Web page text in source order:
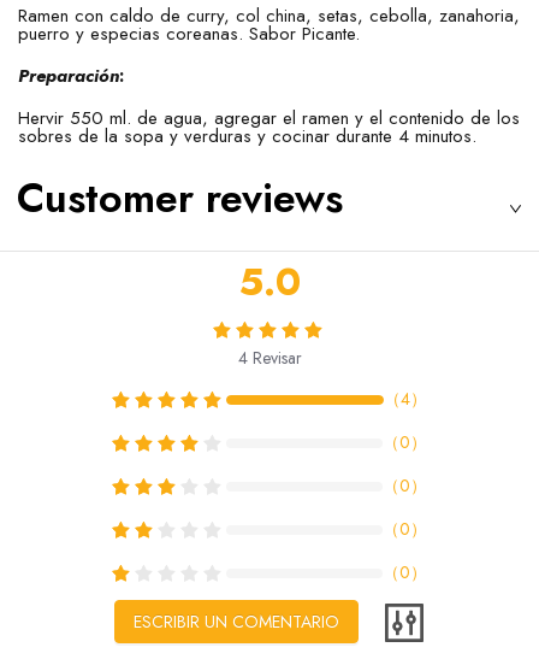
Ramen con caldo de curry, col china, setas, cebolla, zanahoria,
puerro y especias coreanas. Sabor Picante.
Preparación:
Hervir 550 ml. de agua, agregar el ramen y el contenido de los
sobres de la sopa y verduras y cocinar durante 4 minutos.
Customer reviews
5.0
4 Revisar
（4）
（0）
（0）
（0）
（0）
ESCRIBIR UN COMENTARIO